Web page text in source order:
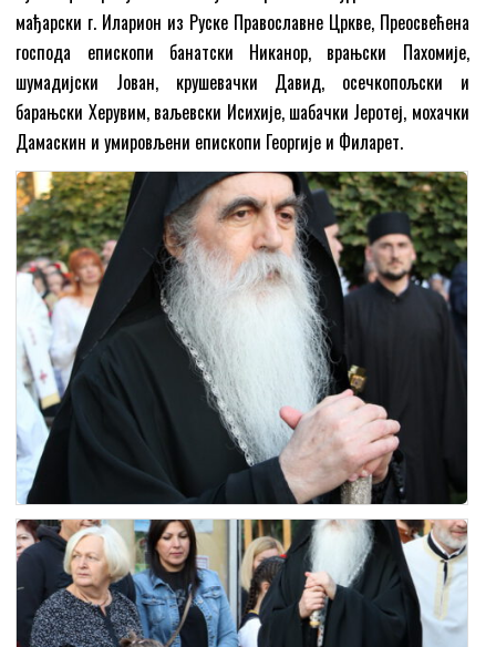
мађарски г. Иларион из Руске Православне Цркве, Преосвећена
господа епископи банатски Никанор, врањски Пахомије,
шумадијски Јован, крушевачки Давид, осечкопољски и
барањски Херувим, ваљевски Исихије, шабачки Јеротеј, мохачки
Дамаскин и умировљени епископи Георгије и Филарет.